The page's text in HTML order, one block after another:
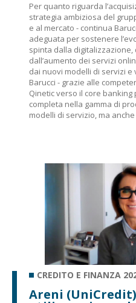
Per quanto riguarda
strategia ambiziosa del
e al mercato - continua
adeguata per sostenere
spinta dalla
dall’aumento dei servizi
dai nuovi modelli di servizi e
Barucci - grazie alle
Qinetic verso il core
completa nella gamma di
modelli di servizio, ma
CREDITO E FINANZA
Areni